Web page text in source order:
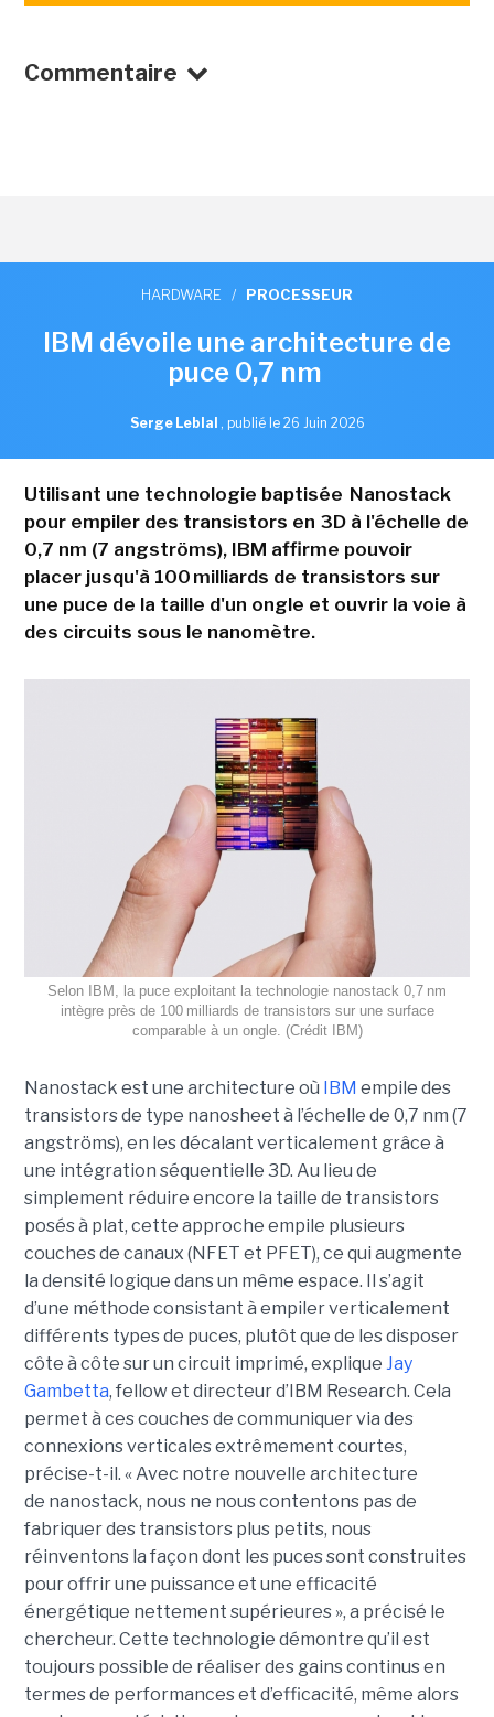
Commentaire
HARDWARE / PROCESSEUR
IBM dévoile une architecture de
puce 0,7 nm
Serge Leblal , publié le 26 Juin 2026
Utilisant une technologie baptisée Nanostack
pour empiler des transistors en 3D à l'échelle de
0,7 nm (7 angströms), IBM affirme pouvoir
placer jusqu'à 100 milliards de transistors sur
une puce de la taille d'un ongle et ouvrir la voie à
des circuits sous le nanomètre.
Selon IBM, la puce exploitant la technologie nanostack 0,7 nm
intègre près de 100 milliards de transistors sur une surface
comparable à un ongle. (Crédit IBM)
Nanostack est une architecture où IBM empile des
transistors de type nanosheet à l’échelle de 0,7 nm (7
angströms), en les décalant verticalement grâce à
une intégration séquentielle 3D. Au lieu de
simplement réduire encore la taille de transistors
posés à plat, cette approche empile plusieurs
couches de canaux (NFET et PFET), ce qui augmente
la densité logique dans un même espace. Il s’agit
d’une méthode consistant à empiler verticalement
différents types de puces, plutôt que de les disposer
côte à côte sur un circuit imprimé, explique Jay
Gambetta, fellow et directeur d’IBM Research. Cela
permet à ces couches de communiquer via des
connexions verticales extrêmement courtes,
précise-t-il. « Avec notre nouvelle architecture
de nanostack, nous ne nous contentons pas de
fabriquer des transistors plus petits, nous
réinventons la façon dont les puces sont construites
pour offrir une puissance et une efficacité
énergétique nettement supérieures », a précisé le
chercheur. Cette technologie démontre qu’il est
toujours possible de réaliser des gains continus en
termes de performances et d’efficacité, même alors